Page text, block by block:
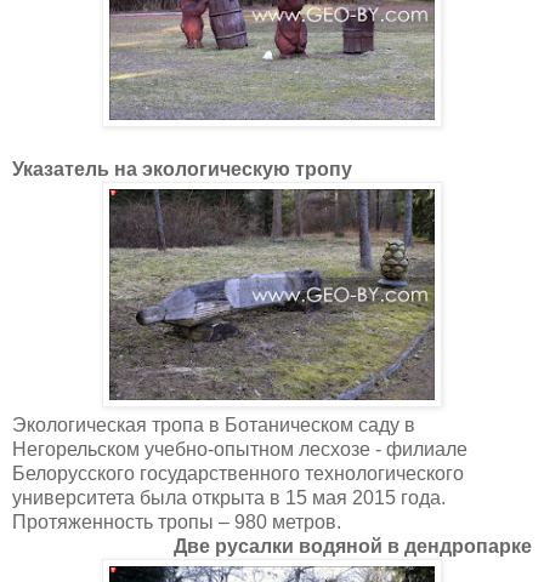
Указатель на экологическую тропу
Экологическая тропа в Ботаническом саду в
Негорельском учебно-­опытном лесхозе - филиале
Белорусского государственного технологического
университета была открыта в 15 мая 2015 года.
Протяженность тропы – 980 метров.
Две русалки водяной в дендропарке